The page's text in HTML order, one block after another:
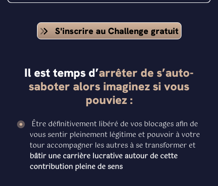
S'inscrire au Challenge gratuit
Il est temps d’arrêter de s’auto-
saboter alors imaginez si vous
pouviez :
Être définitivement libéré de vos blocages afin de
vous sentir pleinement légitime et pouvoir à votre
tour accompagner les autres à se transformer et
bâtir une carrière lucrative autour de cette
contribution pleine de sens